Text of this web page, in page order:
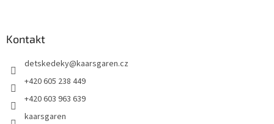
Kontakt
detskedeky@kaarsgaren.cz
+420 605 238 449
+420 603 963 639
kaarsgaren